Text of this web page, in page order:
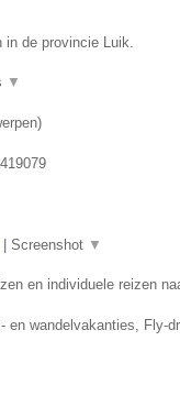
in de provincie Luik.
▼
)
Screenshot ▼
en individuele reizen
en wandelvakanties, Fly-